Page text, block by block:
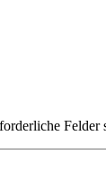
Felder